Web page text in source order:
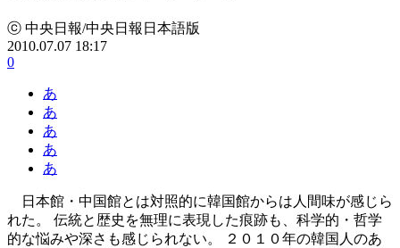
ⓒ 中央日報/中央日報日本語版
2010.07.07 18:17
0
あ
あ
あ
あ
あ
日本館・中国館とは対照的に韓国館からは人間味が感じら
れた。 伝統と歴史を無理に表現した痕跡も、科学的・哲学
的な悩みや深さも感じられない。 ２０１０年の韓国人のあ